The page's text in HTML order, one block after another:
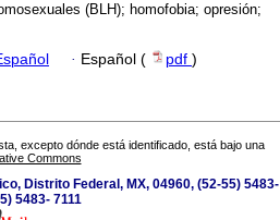
(BLH); homofobia; opresión;
· Español ( pdf )
excepto dónde está identificado, está bajo una
Commons
Distrito Federal, MX, 04960, (52-55) 5483-
5483- 7111